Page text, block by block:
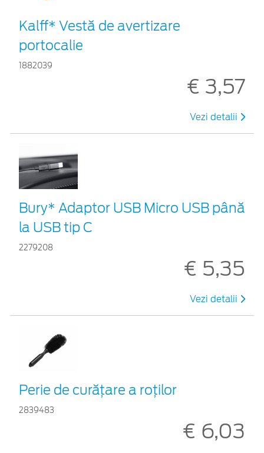
Kalff* Vestă de avertizare
portocalie
1882039
€ 3,57
Vezi detalii
Bury* Adaptor USB Micro USB până
la USB tip C
2279208
€ 5,35
Vezi detalii
Perie de curățare a roților
2839483
€ 6,03